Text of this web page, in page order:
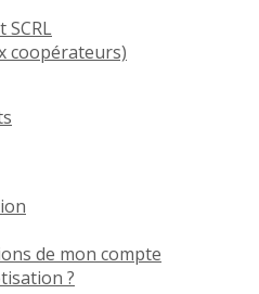
SCRL
coopérateurs)
de mon compte
?